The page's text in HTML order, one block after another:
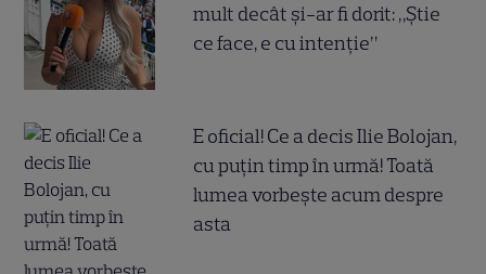
mult decât și-ar fi dorit: „Știe
ce face, e cu intenție”
E oficial! Ce a decis Ilie Bolojan,
cu puțin timp în urmă! Toată
lumea vorbește acum despre
asta